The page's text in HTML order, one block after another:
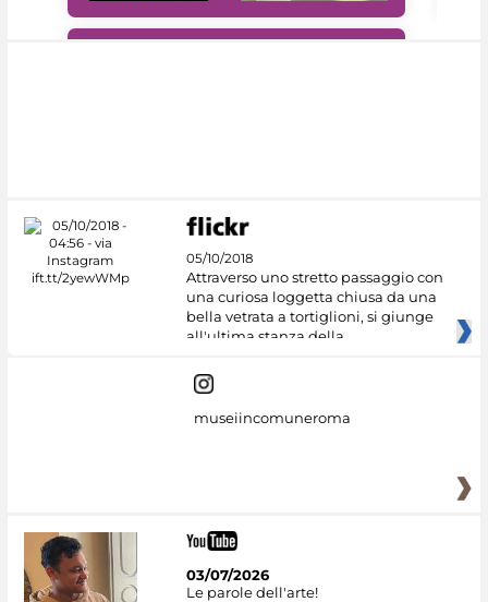
05/10/2018
Attraverso uno stretto passaggio con
una curiosa loggetta chiusa da una
bella vetrata a tortiglioni, si giunge
all'ultima stanza della
museiincomuneroma
03/07/2026
Le parole dell'arte!